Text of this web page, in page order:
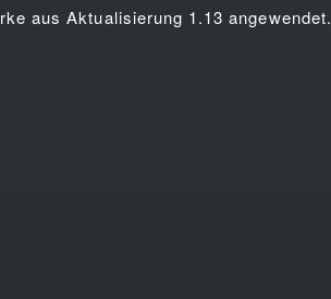
aus Aktualisierung 1.13 angewendet.